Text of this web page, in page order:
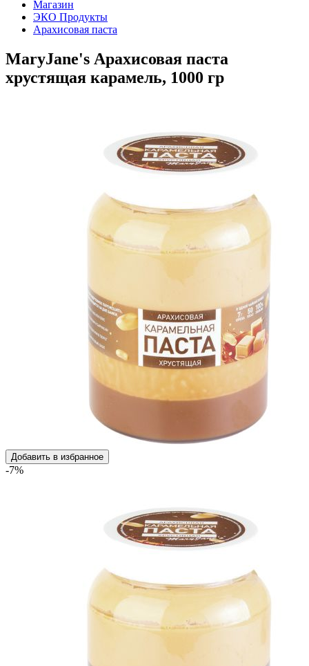
Магазин
ЭКО Продукты
Арахисовая паста
MaryJane's Арахисовая паста
хрустящая карамель, 1000 гр
Добавить в избранное
-7%